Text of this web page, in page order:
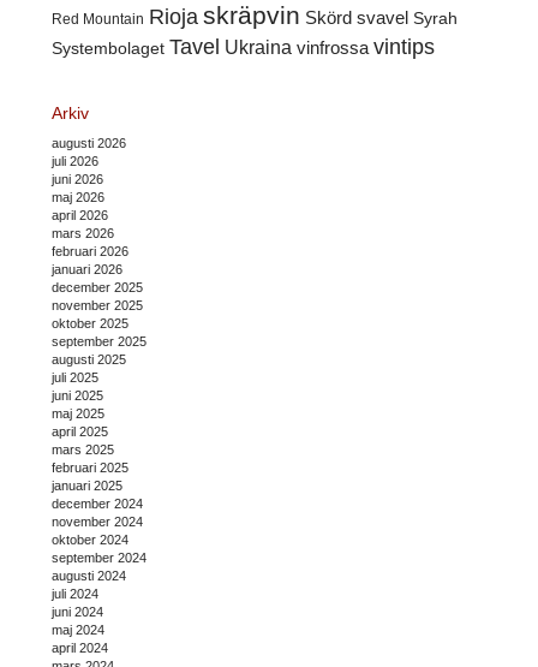
Red Mountain Rioja skräpvin Skörd svavel Syrah
Systembolaget Tavel Ukraina vinfrossa vintips
Arkiv
augusti 2026
juli 2026
juni 2026
maj 2026
april 2026
mars 2026
februari 2026
januari 2026
december 2025
november 2025
oktober 2025
september 2025
augusti 2025
juli 2025
juni 2025
maj 2025
april 2025
mars 2025
februari 2025
januari 2025
december 2024
november 2024
oktober 2024
september 2024
augusti 2024
juli 2024
juni 2024
maj 2024
april 2024